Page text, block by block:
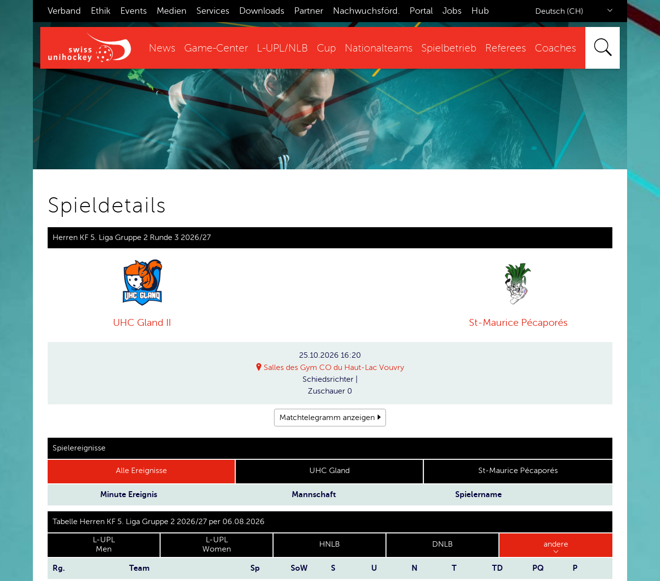
Verband Ethik Events Medien Services Downloads Partner Nachwuchsförd. Portal Jobs Hub Deutsch (CH)
News Game-Center L-UPL/NLB Cup Nationalteams Spielbetrieb Referees Coaches
Spieldetails
Herren KF 5. Liga Gruppe 2 Runde 3 2026/27
UHC Gland II St-Maurice Pécaporés
25.10.2026 16:20
Salles des Gym CO du Haut-Lac Vouvry
Schiedsrichter
Zuschauer 0
Matchtelegramm anzeigen
Spielereignisse
Alle Ereignisse UHC Gland St-Maurice Pécaporés
Minute Ereignis Mannschaft Spielername
Tabelle Herren KF 5. Liga Gruppe 2 2026/27 per 06.08.2026
L-UPL
Men
L-UPL
Women
HNLB DNLB andere
Rg. Team Sp SoW S U N T TD PQ P